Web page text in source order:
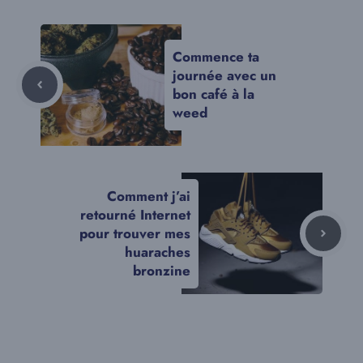
Commence ta
journée avec un
bon café à la
weed
Comment j’ai
retourné Internet
pour trouver mes
huaraches
bronzine